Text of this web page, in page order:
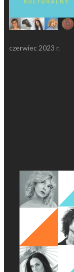
czerwiec 2023 r.